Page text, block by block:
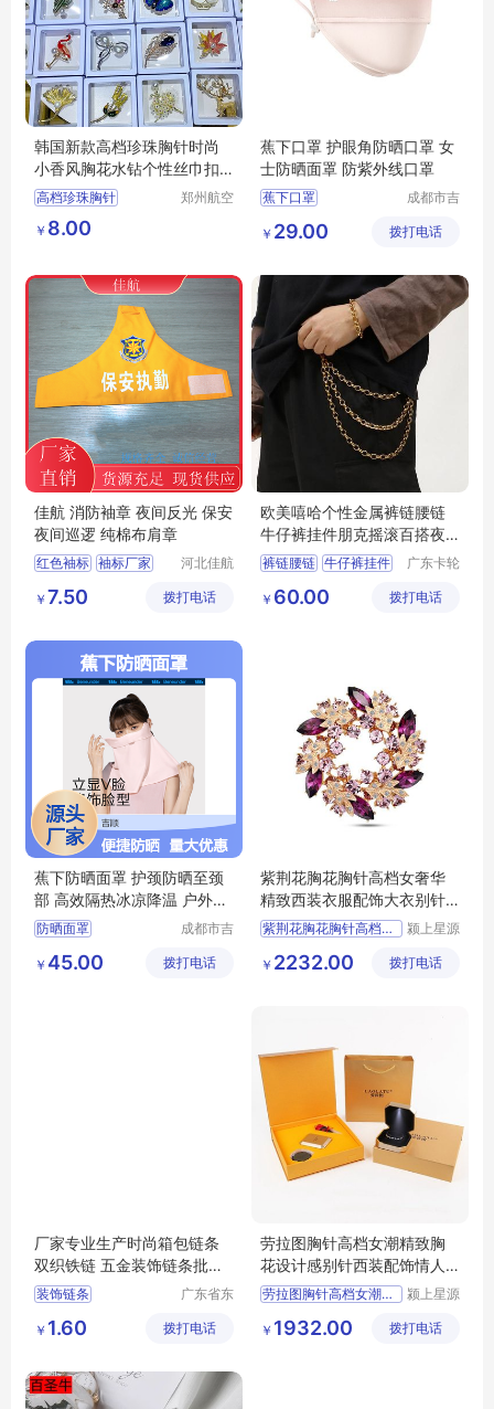
韩国新款高档珍珠胸针时尚
小香风胸花水钻个性丝巾扣
蝴蝶别针批发
高档珍珠胸针
水钻胸针
郑州航空
￥ 8.00
蕉下口罩 护眼角防晒口罩 女
士防晒面罩 防紫外线口罩
蕉下口罩
成都市吉
技有限公
￥ 29.00 拨打电话
佳航 消防袖章 夜间反光 保安
夜间巡逻 纯棉布肩章
红色袖标 袖标厂家
三角连肩袖章
河北佳航
有限公司
￥ 7.50 拨打电话
欧美嘻哈个性金属裤链腰链
牛仔裤挂件朋克摇滚百搭夜
店手链饰品
裤链腰链 牛仔裤挂件
广东卡轮
公司
￥ 60.00 拨打电话
蕉下防晒面罩 护颈防晒至颈
部 高效隔热冰凉降温 户外出
行必备
防晒面罩
成都市吉
技有限公
￥ 45.00 拨打电话
紫荆花胸花胸针高档女奢华
精致西装衣服配饰大衣别针2
021年新款潮
紫荆花胸花胸针高档女奢华
颍上星源
有限公司
￥ 2232.00 拨打电话
厂家专业生产时尚箱包链条
双织铁链 五金装饰链条批发
定制
装饰链条
广东省东
镇锦厦社
￥ 1.60 拨打电话
劳拉图胸针高档女潮精致胸
花设计感别针西装配饰情人
节生日礼物
劳拉图胸针高档女潮精致胸
颍上星源
有限公司
￥ 1932.00 拨打电话